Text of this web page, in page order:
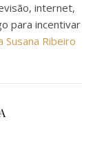
internet,
para incentivar
Susana Ribeiro